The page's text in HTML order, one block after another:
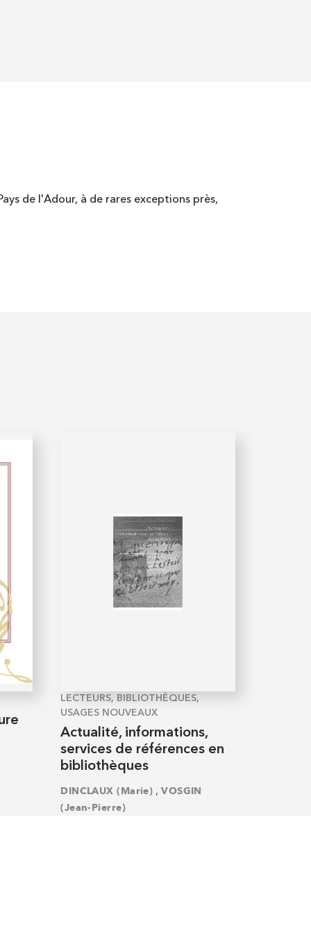
de l'Adour, à de rares exceptions près,
LECTEURS, BIBLIOTHÈQUES,
USAGES NOUVEAUX
Actualité, informations,
services de références en
bibliothèques
DINCLAUX (Marie) ,VOSGIN
(Jean-Pierre)